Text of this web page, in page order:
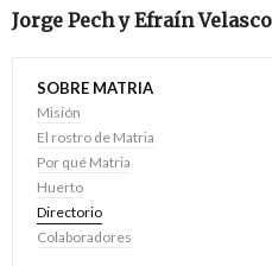
Jorge Pech y Efraín
SOBRE MATRIA
Misión
El rostro de Matria
Por qué Matria
Huerto
Directorio
Colaboradores